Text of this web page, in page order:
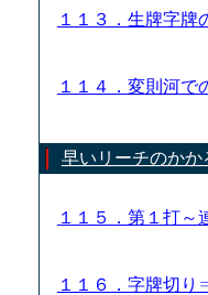
１１３．生牌字
１１４．変則河
早いリーチのかか
１１５．第１打
１１６．字牌切